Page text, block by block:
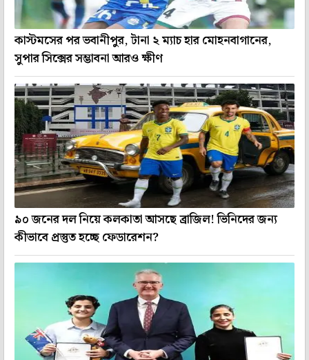
কাস্টমসের পর ভবানীপুর, টানা ২ ম্যাচ হার মোহনবাগানের,
সুপার সিক্সের সম্ভাবনা আরও ক্ষীণ
৯০ জনের দল নিয়ে কলকাতা আসছে ব্রাজিল! ভিনিদের জন্য
কীভাবে প্রস্তুত হচ্ছে ফেডারেশন?